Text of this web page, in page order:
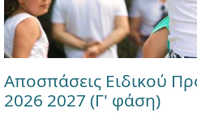
Αποσπάσεις Ειδικού
2026 2027 (Γ' φάση)